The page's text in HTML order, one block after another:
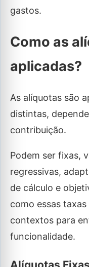
gastos.
Como as
aplicadas?
As alíquotas são
distintas,
contribuição.
Podem ser fixas,
regressivas,
de cálculo e
como essas
contextos para
funcionalidade.